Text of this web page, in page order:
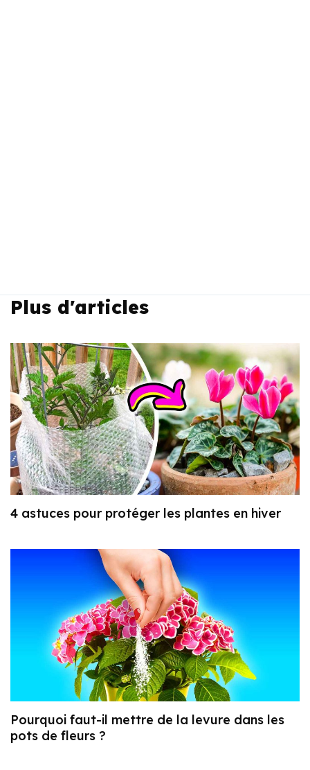
Plus d'articles
4 astuces pour protéger les plantes en hiver
Pourquoi faut-il mettre de la levure dans les
pots de fleurs ?